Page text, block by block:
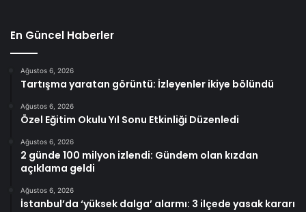
En Güncel Haberler
Ağustos 6, 2026
Tartışma yaratan görüntü: İzleyenler ikiye bölündü
Ağustos 6, 2026
Özel Eğitim Okulu Yıl Sonu Etkinliği Düzenledi
Ağustos 6, 2026
2 günde 100 milyon izlendi: Gündem olan kızdan
açıklama geldi
Ağustos 6, 2026
İstanbul’da ‘yüksek dalga’ alarmı: 3 ilçede yasak kararı